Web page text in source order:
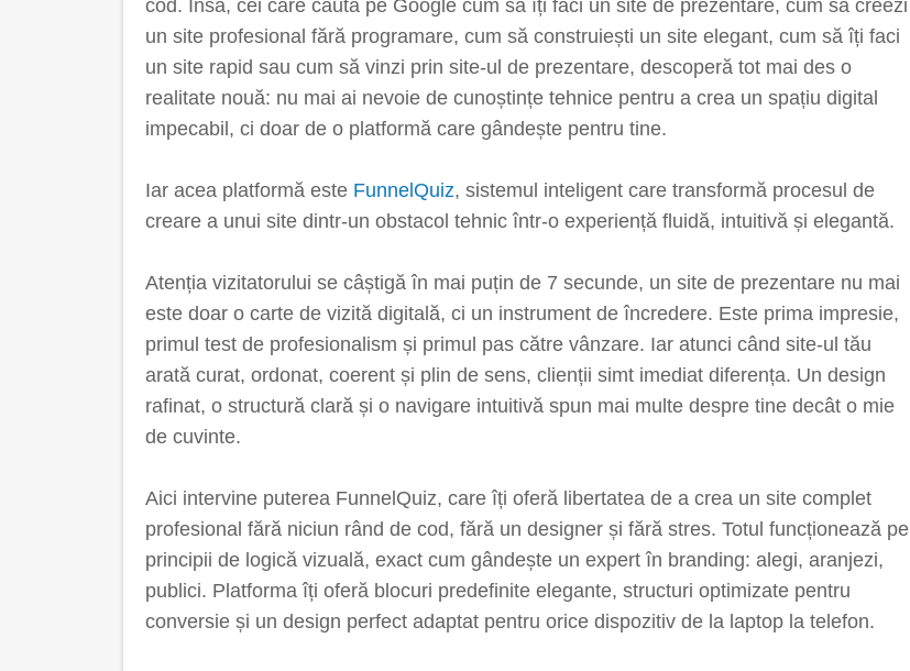
cod. Însă, cei care caută pe Google cum să îți faci un site de prezentare, cum să creezi
un site profesional fără programare, cum să construiești un site elegant, cum să îți faci
un site rapid sau cum să vinzi prin site-ul de prezentare, descoperă tot mai des o
realitate nouă: nu mai ai nevoie de cunoștințe tehnice pentru a crea un spațiu digital
impecabil, ci doar de o platformă care gândește pentru tine.
Iar acea platformă este FunnelQuiz, sistemul inteligent care transformă procesul de
creare a unui site dintr-un obstacol tehnic într-o experiență fluidă, intuitivă și elegantă.
Atenția vizitatorului se câștigă în mai puțin de 7 secunde, un site de prezentare nu mai
este doar o carte de vizită digitală, ci un instrument de încredere. Este prima impresie,
primul test de profesionalism și primul pas către vânzare. Iar atunci când site-ul tău
arată curat, ordonat, coerent și plin de sens, clienții simt imediat diferența. Un design
rafinat, o structură clară și o navigare intuitivă spun mai multe despre tine decât o mie
de cuvinte.
Aici intervine puterea FunnelQuiz, care îți oferă libertatea de a crea un site complet
profesional fără niciun rând de cod, fără un designer și fără stres. Totul funcționează pe
principii de logică vizuală, exact cum gândește un expert în branding: alegi, aranjezi,
publici. Platforma îți oferă blocuri predefinite elegante, structuri optimizate pentru
conversie și un design perfect adaptat pentru orice dispozitiv de la laptop la telefon.